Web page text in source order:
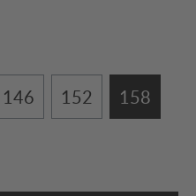
146 152 158